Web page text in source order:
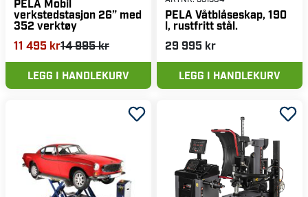
PELA Mobil
verkstedstasjon 26” med
352 verktøy
11 495 kr14 995 kr
LEGG I HANDLEKURV
PELA Våtblåseskap, 190
l, rustfritt stål.
29 995 kr
LEGG I HANDLEKURV